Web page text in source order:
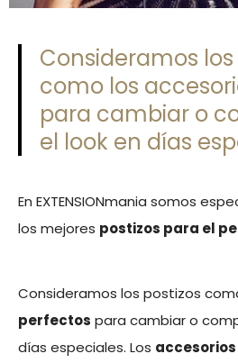
Consideramos los
como los
para cambiar o
el look en días
En EXTENSIONmania somos
los mejores postizos para el
Consideramos los postizos
perfectos para cambiar o
días especiales. Los